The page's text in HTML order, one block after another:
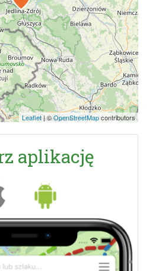
Leaflet|©OpenStreetMapcontributors
aplikację